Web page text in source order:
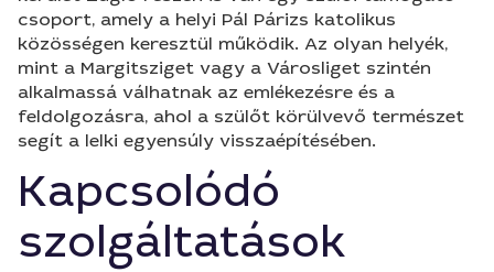
csoport, amely a helyi Pál Párizs katolikus
közösségen keresztül működik. Az olyan helyék,
mint a Margitsziget vagy a Városliget szintén
alkalmassá válhatnak az emlékezésre és a
feldolgozásra, ahol a szülőt körülvevő természet
segít a lelki egyensúly visszaépítésében.
Kapcsolódó
szolgáltatások